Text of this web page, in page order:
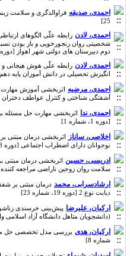
احمدی، صدیقه
25]
احمدی، لادن رابطه علّی الگوهای ارتباطی
شخصیتی روان رنجورخویی و باز بودن
دوم دبیرستان های دولتی شهر اهواز [دوره 1، شماره 3]
احمدی، لادن رابطه علّی هوش هیجانی و
انگیزش تحصیلی در دانش آموزان پایه دهم شهر
احمدی، مرضیه اثربخشی آموزش
آشفتگی شناختی و کنترل عواطف دختران نوجوان
احمدی، ندا
اثربخشی مهارت حل مسئله بر
[دوره 1، شماره 1]
اخلاصی، ساناز اثربخشی درمان مبتنی بر
نوجوانان دارای اضطراب اجتماعی [دوره 18، شماره 22]
ادریسی، حسین اثربخشی درمان مبتنی بر
سلامت روان زوجین ناراضی مراجعه کننده به
ارشادسرابی، محمد درمان مبتنی بر شفقت
دیابت نوع 2 [دوره 19، شماره 23]
ارکیان، علیرضا پیش‌بینی خرسندی
(دانشجویان متاهل دانشگاه آزاد اسلامی واحد شهر
ارکیان، هدی
شماره 8]